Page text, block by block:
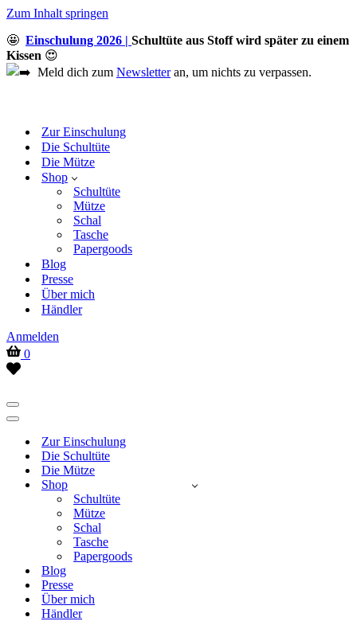
Zum Inhalt springen
🤩 Einschulung 2026 | Schultüte aus Stoff wird später zu einem
Kissen 😍
Meld dich zum Newsletteran, um nichts zu verpassen.
Zur Einschulung
Die Schultüte
Die Mütze
Shop
Schultüte
Mütze
Schal
Tasche
Papergoods
Blog
Presse
Über mich
Händler
Anmelden
Warenkorb
0
Wish
Navigationsmenü
Navigationsmenü
Zur Einschulung
Die Schultüte
Die Mütze
Shop
Schultüte
Mütze
Schal
Tasche
Papergoods
Blog
Presse
Über mich
Händler